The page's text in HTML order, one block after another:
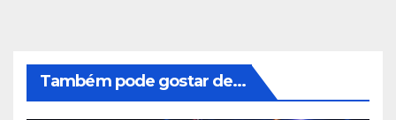
Também pode gostar de...